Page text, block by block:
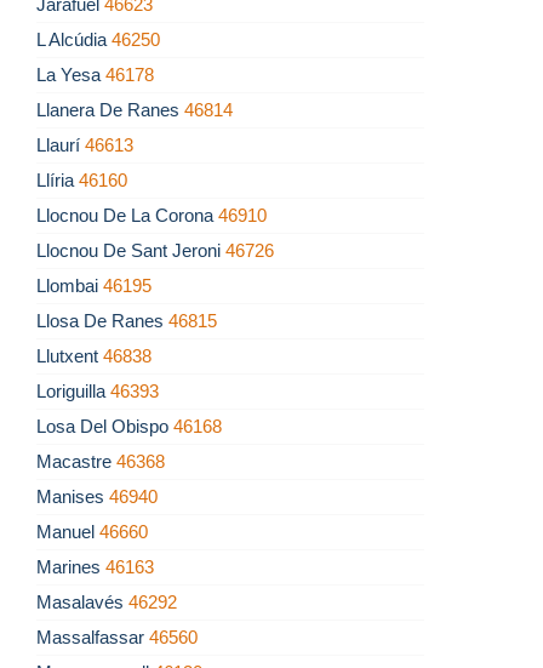
Jarafuel 46623
L Alcúdia 46250
La Yesa 46178
Llanera De Ranes 46814
Llaurí 46613
Llíria 46160
Llocnou De La Corona 46910
Llocnou De Sant Jeroni 46726
Llombai 46195
Llosa De Ranes 46815
Llutxent 46838
Loriguilla 46393
Losa Del Obispo 46168
Macastre 46368
Manises 46940
Manuel 46660
Marines 46163
Masalavés 46292
Massalfassar 46560